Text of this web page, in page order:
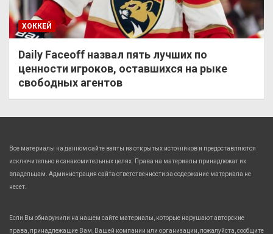
ХОККЕЙ
Daily Faceoff назвал пять лучших по
ценности игроков, оставшихся на рыке
свободных агентов
Все материалы на данном сайте взяты из открытых источников и предоставляются
исключительно в ознакомительных целях. Права на материалы принадлежат их
владельцам. Администрация сайта ответственности за содержание материала не
несет.
Если Вы обнаружили на нашем сайте материалы, которые нарушают авторские
права, принадлежащие Вам, Вашей компании или организации, пожалуйста, сообщите